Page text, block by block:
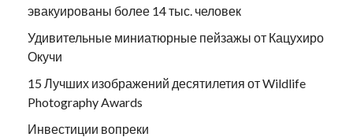
эвакуированы более 14 тыс. человек
Удивительные миниатюрные пейзажы от Кацухиро
Окучи
15 Лучших изображений десятилетия от Wildlife
Photography Awards
Инвестиции вопреки